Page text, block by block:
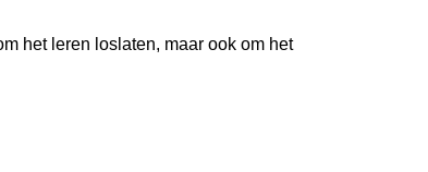
het leren loslaten, maar ook om het